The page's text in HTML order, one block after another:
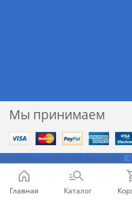
Мы принимаем
Открыть интернет магазин ©
Главная Каталог